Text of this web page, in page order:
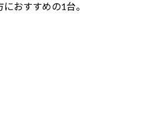
おすすめの1台。